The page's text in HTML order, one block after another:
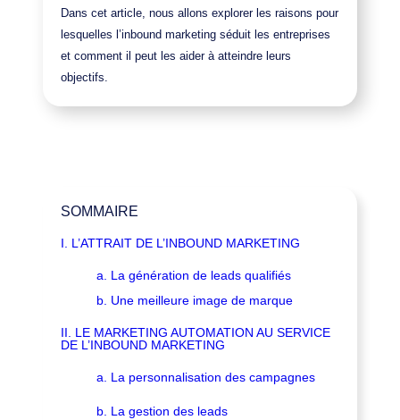
Dans cet article, nous allons explorer les raisons pour
lesquelles l’inbound marketing séduit les entreprises
et comment il peut les aider à atteindre leurs
objectifs.
SOMMAIRE
I. L’ATTRAIT DE L’INBOUND MARKETING
a. La génération de leads qualifiés
b. Une meilleure image de marque
II. LE MARKETING AUTOMATION AU SERVICE
DE L’INBOUND MARKETING
a. La personnalisation des campagnes
b. La gestion des leads